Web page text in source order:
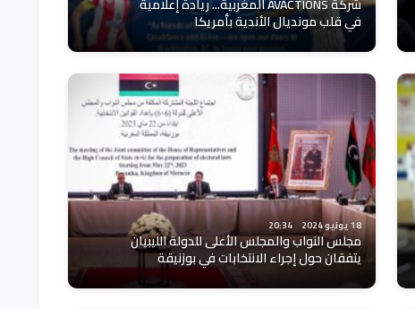
في قلب مونديال الأندية بأمريكا
18 يونيو 2024 20:34
مجلس النواب والمجلس الأعلى للدولة الليبيان
يتفقان حول إجراء الانتخابات في بوزنيقة